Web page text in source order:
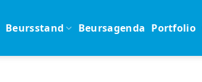
Beursstand Beursagenda Portfolio